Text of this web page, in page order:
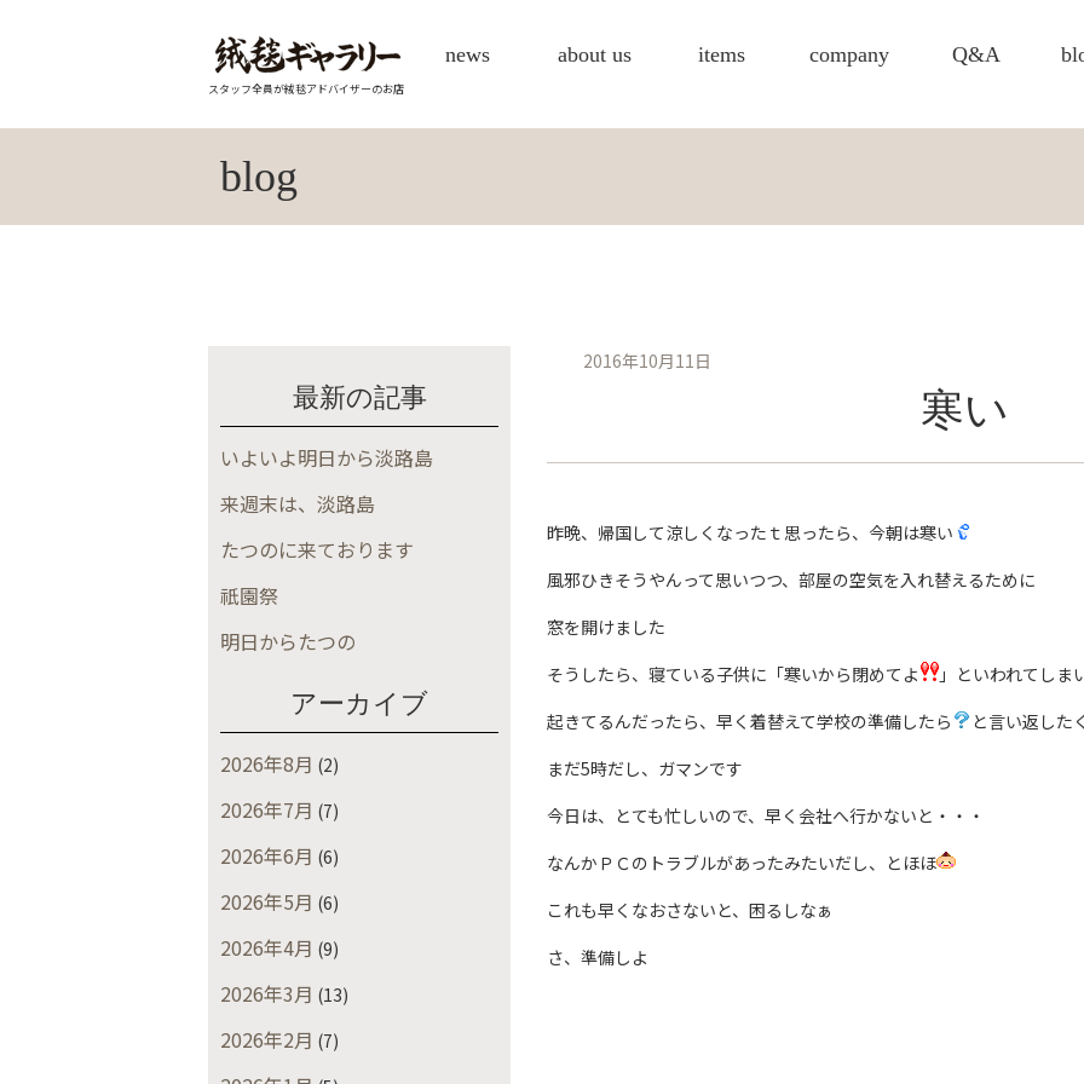
スタッフ全員が絨毯アドバイザーのお店
news about us items company Q&A
blog
最新の記事
いよいよ明日から淡路島
来週末は、淡路島
たつのに来ております
祇園祭
明日からたつの
アーカイブ
2026年8月 (2)
2026年7月 (7)
2026年6月 (6)
2026年5月 (6)
2026年4月 (9)
2026年3月 (13)
2026年2月 (7)
2016年10月11日
寒い
昨晩、帰国して涼しくなったｔ思ったら、今朝は寒い
風邪ひきそうやんって思いつつ、部屋の空気を入れ替えるために
窓を開けました
そうしたら、寝ている子供に「寒いから閉めてよ
」といわれてしま
起きてるんだったら、早く着替えて学校の準備したら
と言い返した
まだ5時だし、ガマンです
今日は、とても忙しいので、早く会社へ行かないと・・・
なんかＰＣのトラブルがあったみたいだし、とほほ
これも早くなおさないと、困るしなぁ
さ、準備しよ